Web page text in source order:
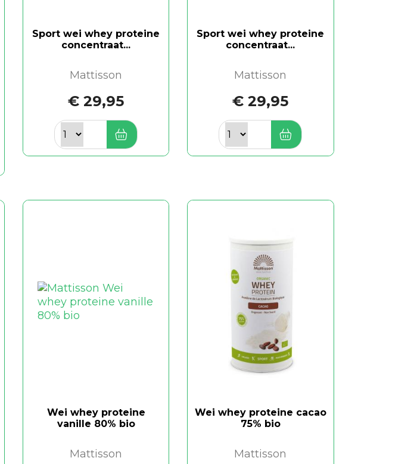
Sport wei whey proteine
concentraat...
Mattisson
€ 29,95
Sport wei whey proteine
concentraat...
Mattisson
€ 29,95
Wei whey proteine
vanille 80% bio
Mattisson
Wei whey proteine cacao
75% bio
Mattisson